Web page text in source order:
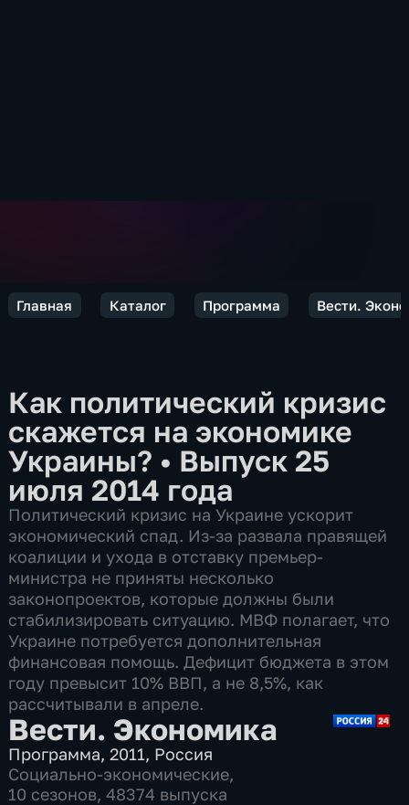
Главная Каталог Программа Вести.
Как политический кризис
скажется на экономике
Украины? • Выпуск 25
июля 2014 года
Политический кризис на Украине ускорит
экономический спад. Из-за развала правящей
коалиции и ухода в отставку премьер-
министра не приняты несколько
законопроектов, которые должны были
стабилизировать ситуацию. МВФ полагает, что
Украине потребуется дополнительная
финансовая помощь. Дефицит бюджета в этом
году превысит 10% ВВП, а не 8,5%, как
рассчитывали в апреле.
Вести. Экономика
Программа,2011, Россия
Социально-экономические,
10 сезонов, 48374 выпуска